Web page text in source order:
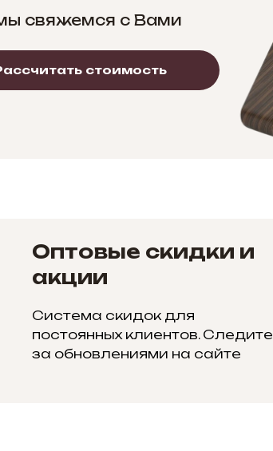
свяжемся с Вами
стоимость
Оптовые скидки и
акции
Система скидок для
постоянных клиентов. Следите
за обновлениями на сайте